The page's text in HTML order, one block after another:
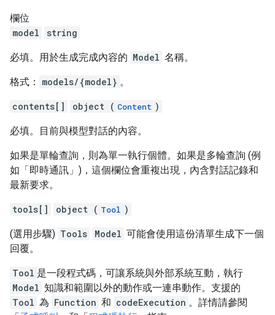
欄位
model
string
必填。用於生成完成內容的 Model 名稱。
格式： models/{model} 。
contents[] object ( Content )
必填。目前與模型對話的內容。
如果是單輪查詢，則為單一執行個體。如果是多輪查詢 (例
如「即時通訊」 )，這個欄位會重複出現，內含對話記錄和
最新要求。
tools[] object ( Tool )
(選用步驟) Tools Model 可能會使用這份清單生成下一個
回覆。
Tool 是一段程式碼，可讓系統與外部系統互動，執行
Model 知識和範圍以外的動作或一連串動作。支援的
Tool 為 Function 和 codeExecution 。詳情請參閱